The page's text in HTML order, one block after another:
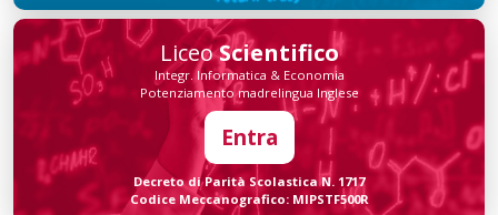
LiceoScientifico
Integr. Informatica & Economia
Potenziamento madrelingua Inglese
Entra
Decreto di Parità Scolastica N. 1717
Codice Meccanografico: MIPSTF500R